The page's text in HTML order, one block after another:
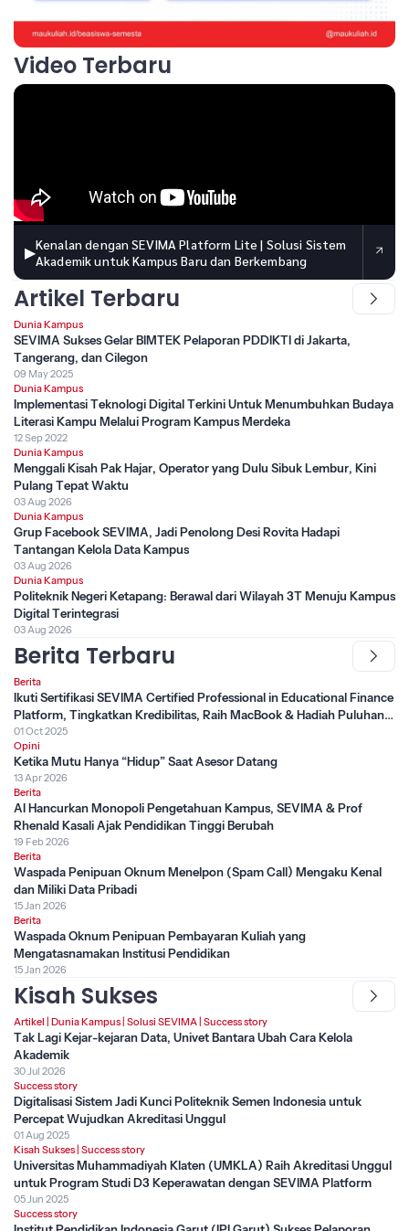
Video Terbaru
▶Kenalan dengan SEVIMA Platform Lite | Solusi Sistem
Akademik untuk Kampus Baru dan Berkembang
Artikel Terbaru
Dunia Kampus
SEVIMA Sukses Gelar BIMTEK Pelaporan PDDIKTI di Jakarta,
Tangerang, dan Cilegon
09 May 2025
Dunia Kampus
Implementasi Teknologi Digital Terkini Untuk Menumbuhkan Budaya
Literasi Kampu Melalui Program Kampus Merdeka
12 Sep 2022
Dunia Kampus
Menggali Kisah Pak Hajar, Operator yang Dulu Sibuk Lembur, Kini
Pulang Tepat Waktu
03 Aug 2026
Dunia Kampus
Grup Facebook SEVIMA, Jadi Penolong Desi Rovita Hadapi
Tantangan Kelola Data Kampus
03 Aug 2026
Dunia Kampus
Politeknik Negeri Ketapang: Berawal dari Wilayah 3T Menuju Kampus
Digital Terintegrasi
03 Aug 2026
Berita Terbaru
Berita
Ikuti Sertifikasi SEVIMA Certified Professional in Educational Finance
Platform, Tingkatkan Kredibilitas, Raih MacBook & Hadiah Puluhan
Juta
01 Oct 2025
Opini
Ketika Mutu Hanya “Hidup” Saat Asesor Datang
13 Apr 2026
Berita
AI Hancurkan Monopoli Pengetahuan Kampus, SEVIMA & Prof
Rhenald Kasali Ajak Pendidikan Tinggi Berubah
19 Feb 2026
Berita
Waspada Penipuan Oknum Menelpon (Spam Call) Mengaku Kenal
dan Miliki Data Pribadi
15 Jan 2026
Berita
Waspada Oknum Penipuan Pembayaran Kuliah yang
Mengatasnamakan Institusi Pendidikan
15 Jan 2026
Kisah Sukses
Artikel Dunia Kampus Solusi SEVIMA Success story
Tak Lagi Kejar-kejaran Data, Univet Bantara Ubah Cara Kelola
Akademik
30 Jul 2026
Success story
Digitalisasi Sistem Jadi Kunci Politeknik Semen Indonesia untuk
Percepat Wujudkan Akreditasi Unggul
01 Aug 2025
Kisah Sukses Success story
Universitas Muhammadiyah Klaten (UMKLA) Raih Akreditasi Unggul
untuk Program Studi D3 Keperawatan dengan SEVIMA Platform
05 Jun 2025
Success story